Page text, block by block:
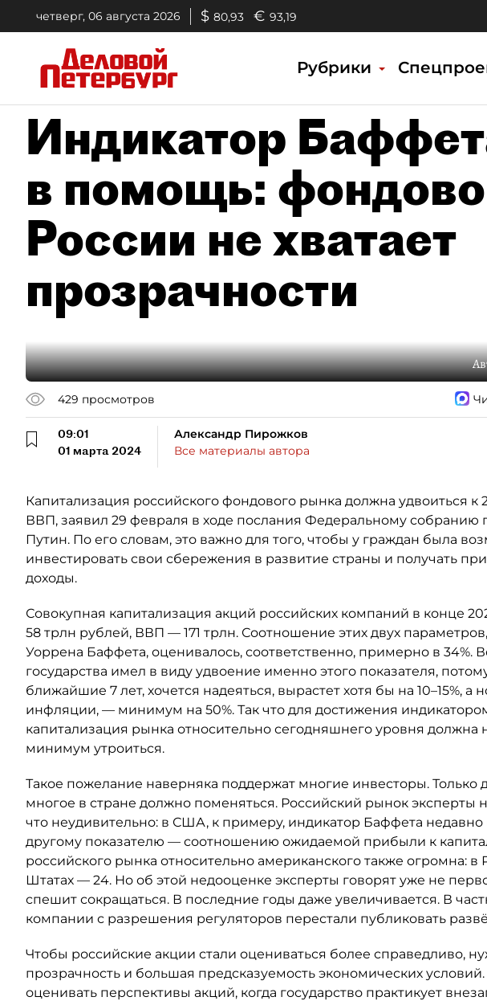
четверг, 06 августа 2026 $ 80,93 € 93,19
Рубрики
Индикатор
в помощь:
России не хватает
прозрачности
429 просмотров
09:01
01 марта 2024
Александр Пирожков
Все материалы автора
Капитализация российского фондового рынка должна удвоиться к
ВВП, заявил 29 февраля в ходе послания Федеральному
Путин. По его словам, это важно для того, чтобы у граждан была
инвестировать свои сбережения в развитие страны и получать
доходы.
Совокупная капитализация акций российских компаний в конце
58 трлн рублей, ВВП — 171 трлн. Соотношение этих двух
Уоррена Баффета, оценивалось, соответственно, примерно в 34%.
государства имел в виду удвоение именно этого показателя,
ближайшие 7 лет, хочется надеяться, вырастет хотя бы на 10–15%, а
инфляции, — минимум на 50%. Так что для достижения
капитализация рынка относительно сегодняшнего уровня должна
минимум утроиться.
Такое пожелание наверняка поддержат многие инвесторы. Только
многое в стране должно поменяться. Российский рынок
что неудивительно: в США, к примеру, индикатор Баффета
другому показателю — соотношению ожидаемой прибыли к
российского рынка относительно американского также огромна: в
Штатах — 24. Но об этой недооценке эксперты говорят уже не
спешит сокращаться. В последние годы даже увеличивается. В
компании с разрешения регуляторов перестали публиковать
Чтобы российские акции стали оцениваться более справедливо,
прозрачность и большая предсказуемость экономических
оценивать перспективы акций, когда государство практикует